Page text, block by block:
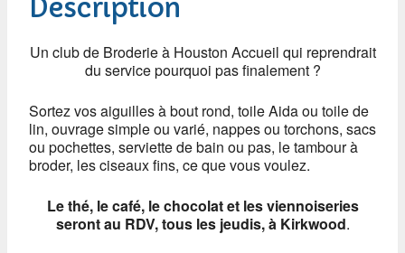
Description
Un club de Broderie à Houston Accueil qui reprendrait
du service pourquoi pas finalement ?
Sortez vos aiguilles à bout rond, toile Aida ou toile de
lin, ouvrage simple ou varié, nappes ou torchons, sacs
ou pochettes, serviette de bain ou pas, le tambour à
broder, les ciseaux fins, ce que vous voulez.
Le thé, le café, le chocolat et les viennoiseries
seront au RDV, tous les jeudis, à Kirkwood.